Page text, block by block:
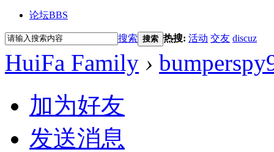
论坛BBS
搜索 搜索 热搜: 活动 交友 discuz
HuiFa Family ›
加为好友
发送消息